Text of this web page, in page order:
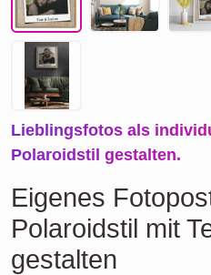
Lieblingsfotos als
Polaroidstil gestalten.
Eigenes
Polaroidstil mit
gestalten